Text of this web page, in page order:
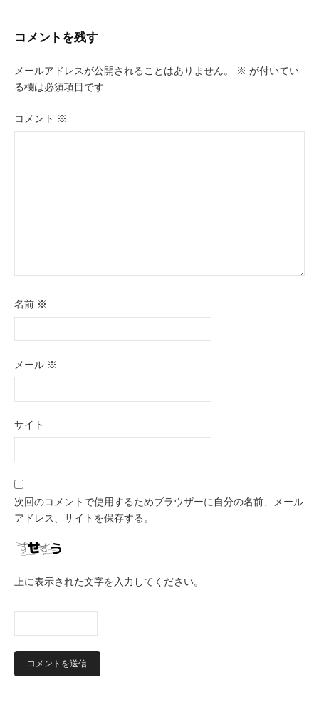
ビ
ゲ
ー
シ
コメントを残す
メールアドレスが公開されることはありません。 ※ が付いてい
る欄は必須項目です
コメント ※
名前 ※
メール ※
サイト
次回のコメントで使用するためブラウザーに自分の名前、メール
アドレス、サイトを保存する。
上に表示された文字を入力してください。